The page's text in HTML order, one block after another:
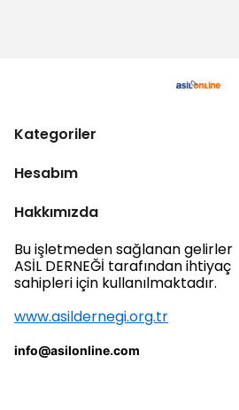
Kategoriler
Hesabım
Hakkımızda
Bu işletmeden sağlanan gelirler
ASİL DERNEĞİ tarafından ihtiyaç
sahipleri için kullanılmaktadır.
www.asildernegi.org.tr
info@asilonline.com